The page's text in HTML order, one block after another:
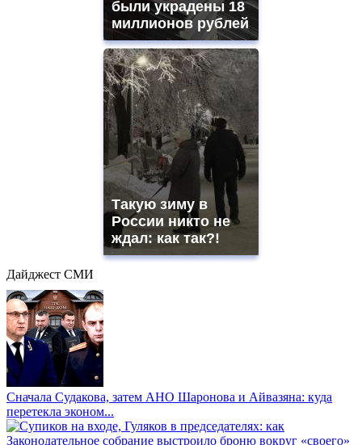
были украдены 18
миллионов рублей
Такую зиму в
России никто не
ждал: как так?!
Дайджест СМИ
Сначала Судакова, затем АНО Шаронова и Айвазяна: куда
перетекла эконом...